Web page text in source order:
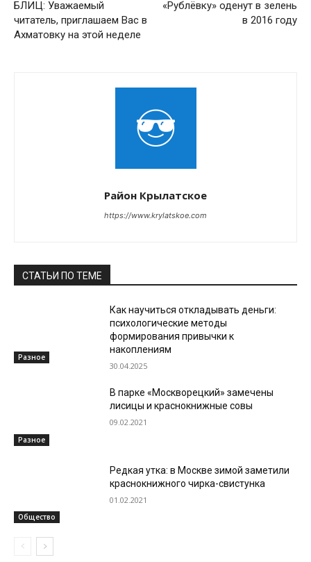
БЛИЦ: Уважаемый
читатель, приглашаем Вас в
Ахматовку на этой неделе
«Рублёвку» оденут в зелень
в 2016 году
Район Крылатское
https://www.krylatskoe.com
СТАТЬИ ПО ТЕМЕ
Разное
Как научиться откладывать деньги:
психологические методы
формирования привычки к
накоплениям
30.04.2025
Разное
В парке «Москворецкий» замечены
лисицы и краснокнижные совы
09.02.2021
Общество
Редкая утка: в Москве зимой заметили
краснокнижного чирка-свистунка
01.02.2021